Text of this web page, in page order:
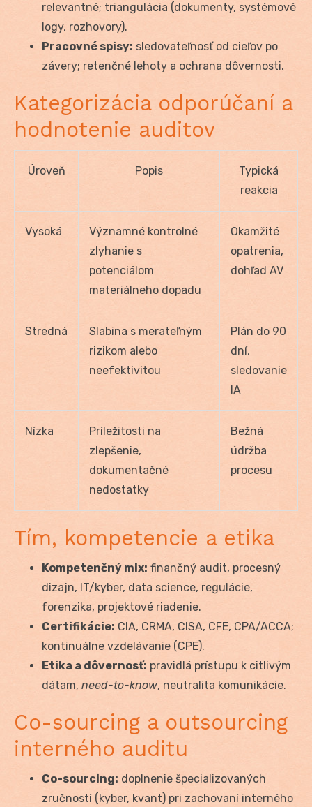
relevantné; triangulácia (dokumenty, systémové
logy, rozhovory).
Pracovné spisy: sledovateľnosť od cieľov po
závery; retenčné lehoty a ochrana dôvernosti.
Kategorizácia odporúčaní a
hodnotenie auditov
Úroveň Popis
Typická
reakcia
Vysoká
Významné kontrolné
zlyhanie s
potenciálom
materiálneho dopadu
Okamžité
opatrenia,
dohľad AV
Stredná
Slabina s merateľným
rizikom alebo
neefektivitou
Plán do 90
dní,
sledovanie
IA
Nízka
Príležitosti na
zlepšenie,
dokumentačné
nedostatky
Bežná
údržba
procesu
Tím, kompetencie a etika
Kompetenčný mix: finančný audit, procesný
dizajn, IT/kyber, data science, regulácie,
forenzika, projektové riadenie.
Certifikácie: CIA, CRMA, CISA, CFE, CPA/ACCA;
kontinuálne vzdelávanie (CPE).
Etika a dôvernosť: pravidlá prístupu k citlivým
dátam, need-to-know, neutralita komunikácie.
Co-sourcing a outsourcing
interného auditu
Co-sourcing: doplnenie špecializovaných
zručností (kyber, kvant) pri zachovaní interného